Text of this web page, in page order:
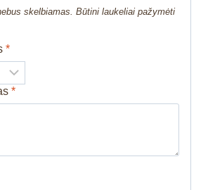
skelbiamas. Būtini laukeliai pažymėti
*
*